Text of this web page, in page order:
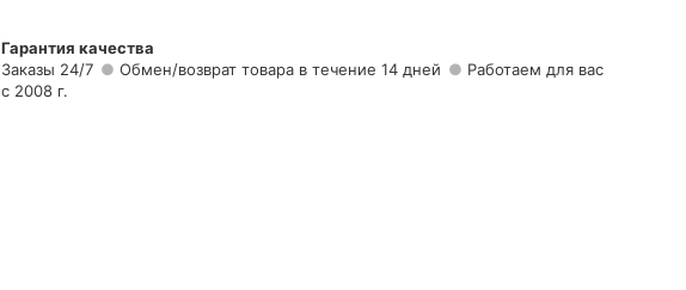
Гарантия качества
Заказы 24/7
Обмен/возврат товара в течение 14 дней
Работаем для вас
с 2008 г.